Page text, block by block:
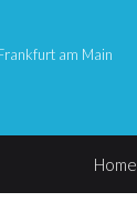
am Main
Home